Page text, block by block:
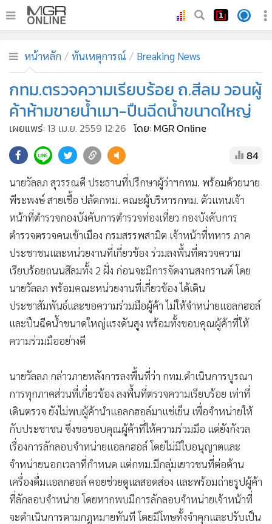
ทันเหตุการณ์
• ภาคใต้
ภูมิภาค
Online Section
• ผู้จัดการรายวัน
• คอลัมนิสต์
• ละคร
• CbizReview
• Cyber BIZ
• ผู้จัดกวน
• Good health & Well-being
• Green Innovation & SD
• Management & HR
• MGR Live
• Infographic
• กีฬา
•
ต่างประเทศ
• Special Scoop
• เศรษฐกิจ-ธุรกิจ
• จีน
• ชุมชน-คุณภาพชีวิต
• อาชญากรรม
หน้าหลัก ทันเหตุการณ์ Breaking News
กทม.ตรวจความเรียบร้อย ถ.สีลม วอนผู้
ค้าห้ามขายน้ำเมา-ปืนฉีดน้ำขนาดใหญ่
เผยแพร่: 13 เม.ย. 2559 12:26 โดย: MGR Online
84
นายวัลลภ สุวรรณดี ประธานที่ปรึกษาผู้ว่าฯกทม. พร้อมด้วยนาย
พีระพงษ์ สายเชื้อ ปลัดกทม. คณะผู้บริหารกทม. ตัวแทนเจ้า
หน้าที่ตำรวจกองบังคับการตำรวจท่องเที่ยว กองบังคับการ
ตำรวจตรวจคนเข้าเมือง กรมสรรพสามิต เจ้าหน้าที่ทหาร ภาค
ประชาชนและหน่วยงานที่เกี่ยวข้อง ร่วมลงพื้นที่ตรวจความ
เรียบร้อยถนนสีลมทั้ง 2 ฝั่ง ก่อนจะมีการจัดงานสงกรานต์ โดย
นายวัลลภ พร้อมคณะหน่วยงานที่เกี่ยวข้อง ได้เดิน
ประชาสัมพันธ์และขอความร่วมมือผู้ค้า ไม่ให้จำหน่ายแอลกฮอล์
และปืนฉีดน้ำขนาดใหญ่แรงดันสูง พร้อมทั้งขอบคุณผู้ค้าที่ให้
ความร่วมมืออย่างดี
นายวัลลภ กล่าวภายหลังการลงพื้นที่ว่า กทม.ดำเนินการบูรณา
การทุกภาคส่วนที่เกี่ยวข้อง ลงพื้นที่ตรวจความเรียบร้อย เท่าที่
เดินตรวจ ยังไม่พบผู้ค้านำแอลกฮอล์มาแช่เย็น เพื่อจำหน่ายให้
กับประชาชน ซึ่งขอขอบคุณผู้ค้าที่ให้ความร่วมมือ แต่ยังกังวล
เรื่องการลักลอบจำหน่ายแอลกฮอล์ โดยไม่มีใบอนุญาตและ
จำหน่ายนอกเวลาที่กำหนด แต่กทม.มีกลุ่มเยาวชนที่ต่อต้าน
เครื่องดื่มแอลกฮอล์ คอยช่วยดูแลสอดส่อง และพร้อมถ่ายรูปผู้ค้า
ที่ลักลอบจำหน่าย โดยหากพบมีการลักลอบจำหน่ายเจ้าหน้าที่
จะดำเนินการตามกฎหมายทันที โดยมีโทษทั้งจำคุกและปรับเป็น